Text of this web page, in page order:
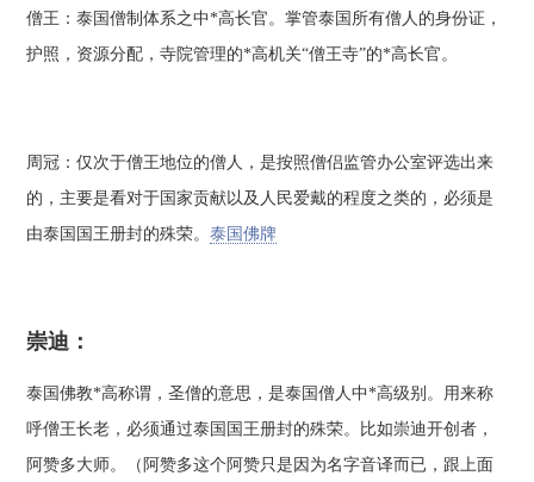
僧王：泰国僧制体系之中*高长官。掌管泰国所有僧人的身份证，
护照，资源分配，寺院管理的*高机关“僧王寺”的*高长官。
周冠：仅次于僧王地位的僧人，是按照僧侣监管办公室评选出来
的，主要是看对于国家贡献以及人民爱戴的程度之类的，必须是
由泰国国王册封的殊荣。泰国佛牌
崇迪：
泰国佛教*高称谓，圣僧的意思，是泰国僧人中*高级别。用来称
呼僧王长老，必须通过泰国国王册封的殊荣。比如崇迪开创者，
阿赞多大师。（阿赞多这个阿赞只是因为名字音译而已，跟上面